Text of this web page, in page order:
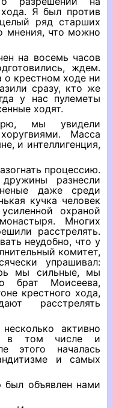
Я был против
ряд старших
мнения, что можно
на восемь часов
ждем.
о крестном ходе ни
сразу, кто же
у нас пулеметы
ходят.
мы увидели
Масса
и интеллигенция,
процессию.
разнесли
даже среди
кучка человек
охраной
Многих
расстрелять.
неудобно, что у
комитет,
упрашивал:
мы сильные, мы
брат Моисеева,
крестного хода,
расстрелять
активно
в том числе и
этого началась
и самых
был объявлен нами